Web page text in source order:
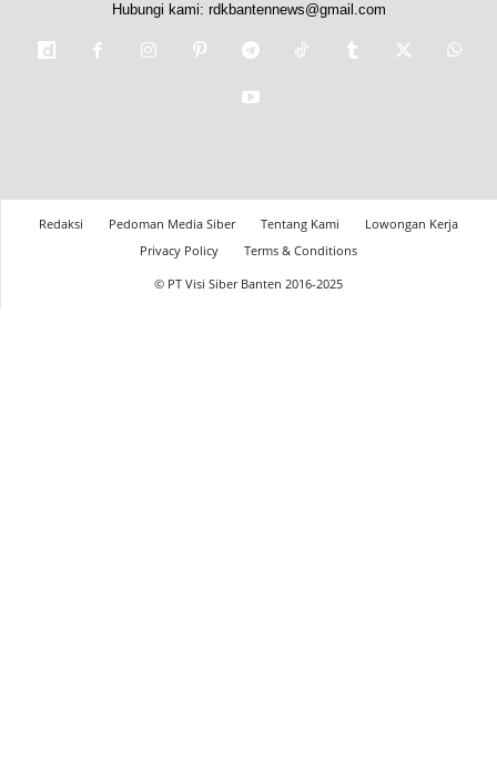
Hubungi kami: rdkbantennews@gmail.com
Redaksi Pedoman Media Siber Tentang Kami
Lowongan Kerja
Privacy Policy
Terms & Conditions
© PT Visi Siber Banten 2016-2025